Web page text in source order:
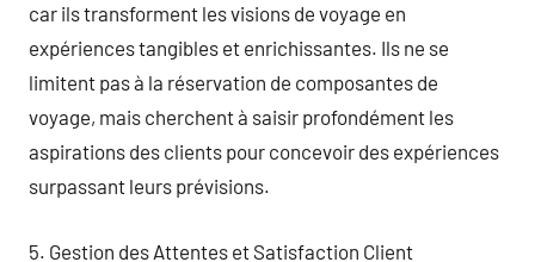
car ils transforment les visions de voyage en
expériences tangibles et enrichissantes. Ils ne se
limitent pas à la réservation de composantes de
voyage, mais cherchent à saisir profondément les
aspirations des clients pour concevoir des expériences
surpassant leurs prévisions.
5. Gestion des Attentes et Satisfaction Client